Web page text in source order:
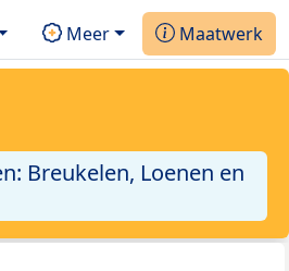
Meer Maatwerk
Breukelen, Loenen en